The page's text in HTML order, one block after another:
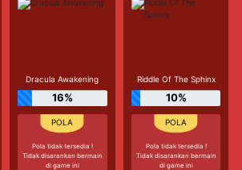
Dracula Awakening
16%
Pola tidak tersedia !
Tidak disarankan bermain
di game ini
Riddle Of The Sphinx
10%
Pola tidak tersedia !
Tidak disarankan bermain
di game ini